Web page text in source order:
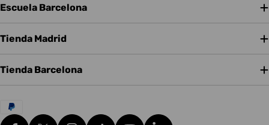
Escuela Barcelona
Tienda Madrid
Tienda Barcelona
Métodos
de